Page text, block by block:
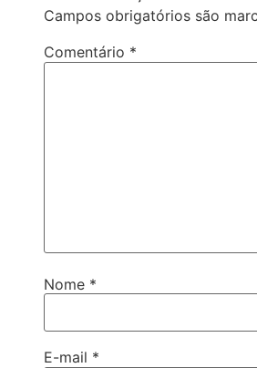
Campos obrigatórios são
Comentário *
Nome *
E-mail *